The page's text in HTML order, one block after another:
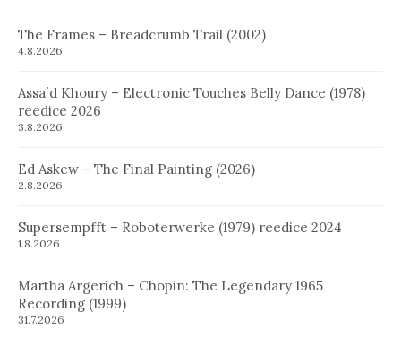
The Frames – Breadcrumb Trail (2002)
4.8.2026
Assa´d Khoury – Electronic Touches Belly Dance (1978)
reedice 2026
3.8.2026
Ed Askew – The Final Painting (2026)
2.8.2026
Supersempfft – Roboterwerke (1979) reedice 2024
1.8.2026
Martha Argerich – Chopin: The Legendary 1965
Recording (1999)
31.7.2026